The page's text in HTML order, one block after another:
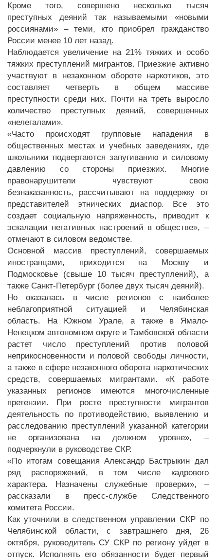
Кроме того, совершено несколько тысяч
преступных деяний так называемыми «новыми
россиянами» – теми, кто приобрел гражданство
России менее 10 лет назад.
Наблюдается увеличение на 21% тяжких и особо
тяжких преступлений мигрантов. Приезжие активно
участвуют в незаконном обороте наркотиков, это
составляет четверть в общем массиве
преступности среди них. Почти на треть выросло
количество преступных деяний, совершенных
«нелегалами».
«Часто происходят групповые нападения в
общественных местах и учебных заведениях, где
школьники подвергаются запугиванию и силовому
давлению со стороны приезжих. Многие
правонарушители чувствуют свою
безнаказанность, рассчитывают на поддержку от
представителей этнических диаспор. Все это
создает социальную напряженность, приводит к
эскалации негативных настроений в обществе», –
отмечают в силовом ведомстве.
Основной массив преступлений, совершаемых
иностранцами, приходится на Москву и
Подмосковье (свыше 10 тысяч преступлений), а
также Санкт-Петербург (более двух тысяч деяний).
Но оказалась в числе регионов с наиболее
неблагоприятной ситуацией и Челябинская
область. На Южном Урале, а также в Ямало-
Ненецком автономном округе и Тамбовской области
растет число преступлений против половой
неприкосновенности и половой свободы личности,
а также в сфере незаконного оборота наркотических
средств, совершаемых мигрантами. «К работе
указанных регионов имеются многочисленные
претензии. При росте преступности мигрантов
деятельность по противодействию, выявлению и
расследованию преступлений указанной категории
не организована на должном уровне», –
подчеркнули в руководстве СКР.
«По итогам совещания Александр Бастрыкин дал
ряд распоряжений, в том числе кадрового
характера. Назначены служебные проверки», –
рассказали в пресс-службе Следственного
комитета России.
Как уточнили в следственном управлении СКР по
Челябинской области, с завтрашнего дня, 26
октября, руководитель СУ СКР по региону уйдет в
отпуск. Исполнять его обязанности будет первый